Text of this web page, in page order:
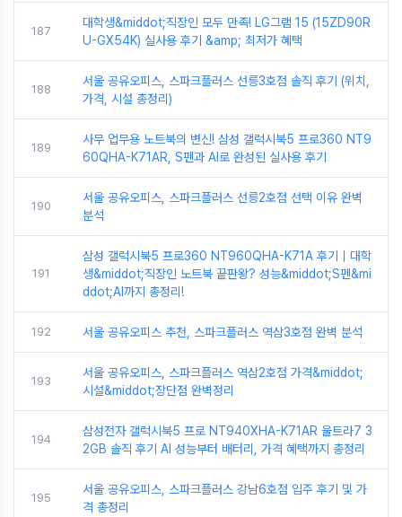
187
대학생&middot;직장인 모두 만족! LG그램 15 (15ZD90R
U-GX54K) 실사용 후기 &amp; 최저가 혜택
188
서울 공유오피스, 스파크플러스 선릉3호점 솔직 후기 (위치,
가격, 시설 총정리)
189
사무 업무용 노트북의 변신! 삼성 갤럭시북5 프로360 NT9
60QHA-K71AR, S펜과 AI로 완성된 실사용 후기
190
서울 공유오피스, 스파크플러스 선릉2호점 선택 이유 완벽
분석
191
삼성 갤럭시북5 프로360 NT960QHA-K71A 후기｜대학
생&middot;직장인 노트북 끝판왕? 성능&middot;S펜&mi
ddot;AI까지 총정리!
192 서울 공유오피스 추천, 스파크플러스 역삼3호점 완벽 분석
193
서울 공유오피스, 스파크플러스 역삼2호점 가격&middot;
시설&middot;장단점 완벽정리
194
삼성전자 갤럭시북5 프로 NT940XHA-K71AR 울트라7 3
2GB 솔직 후기 AI 성능부터 배터리, 가격 혜택까지 총정리
195
서울 공유오피스, 스파크플러스 강남6호점 입주 후기 및 가
격 총정리